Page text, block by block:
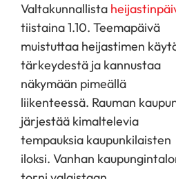
Valtakunnallista
tiistaina 1.10. Teemapäivä
muistuttaa heijastimen
tärkeydestä ja kannustaa
näkymään pimeällä
liikenteessä. Rauman
järjestää kimaltelevia
tempauksia kaupunkilaisten
iloksi. Vanhan